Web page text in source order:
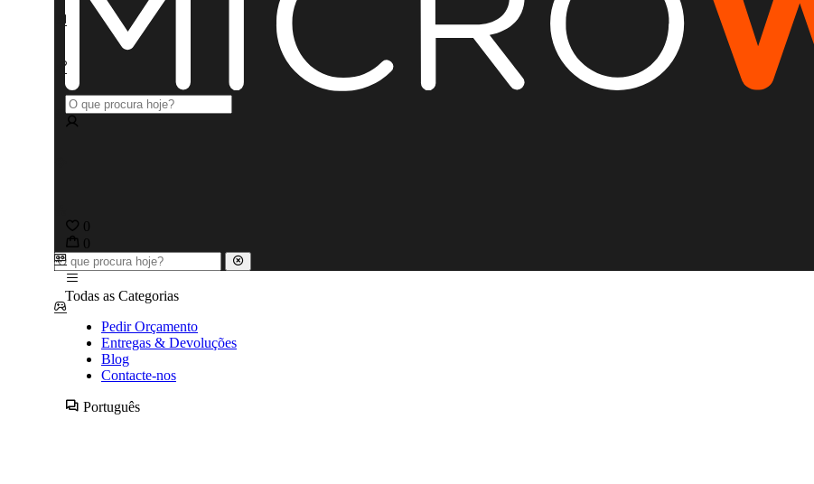
0
0
Todas as Categorias
Pedir Orçamento
Entregas & Devoluções
Blog
Contacte-nos
Português